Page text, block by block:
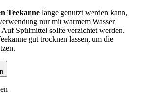
Teekanne lange genutzt werden kann,
nur mit warmem Wasser
Auf Spülmittel sollte verzichtet werden.
gut trocknen lassen, um die